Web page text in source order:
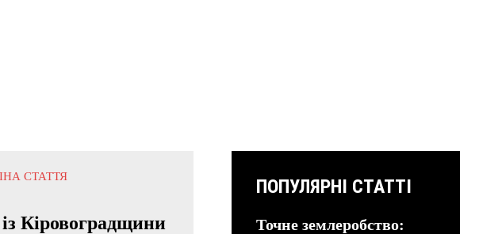
СТАТТЯ
Кіровоградщини
ПОПУЛЯРНІ СТАТТІ
Точне землеробство: